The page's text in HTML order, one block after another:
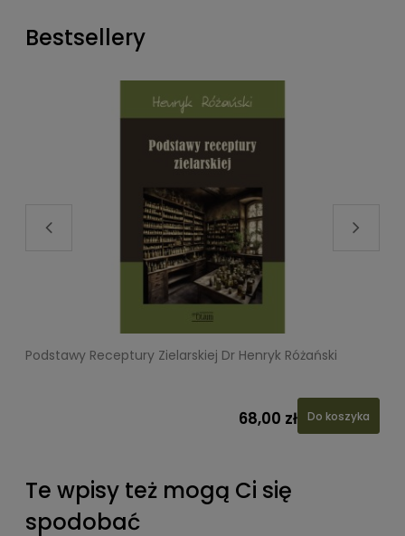
Bestsellery
Podstawy Receptury Zielarskiej Dr Henryk Różański
68,00 zł Do koszyka
Te wpisy też mogą Ci się
spodobać